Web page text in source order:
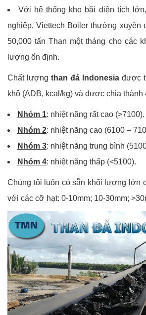
Với hệ thống kho bãi diện tích
nghiệp, Viettech Boiler thường xuyên
50,000 tấn Than một tháng cho các
lượng ổn định.
Chất lượng than đá Indonesia được
khô (ADB, kcal/kg) và được chia thành
Nhóm 1: nhiệt năng rất cao (>7100).
Nhóm 2: nhiệt năng cao (6100 –
Nhóm 3: nhiệt năng trung bình
Nhóm 4: nhiệt năng thấp (<5100).
Chúng tôi luôn có sẵn khối lượng lớn
với các cỡ hạt: 0-10mm; 10-30mm;